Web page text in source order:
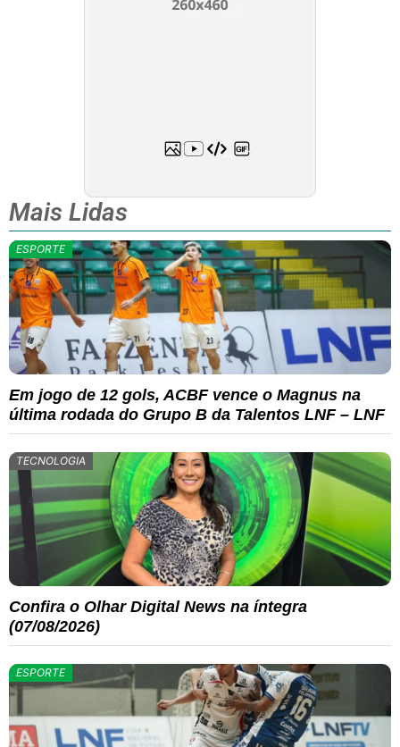
Mais Lidas
ESPORTE
Em jogo de 12 gols, ACBF vence o Magnus na
última rodada do Grupo B da Talentos LNF – LNF
TECNOLOGIA
Confira o Olhar Digital News na íntegra
(07/08/2026)
ESPORTE